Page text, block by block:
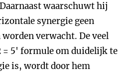
waarschuwt hij
synergie geen
verwacht. De veel
= 5' formule om duidelijk te
is, wordt door hem